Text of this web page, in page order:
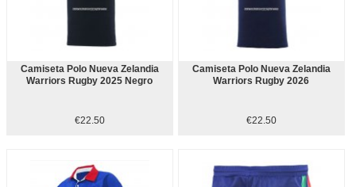
Camiseta Polo Nueva Zelandia
Warriors Rugby 2025 Negro
€22.50
Camiseta Polo Nueva Zelandia
Warriors Rugby 2026
€22.50